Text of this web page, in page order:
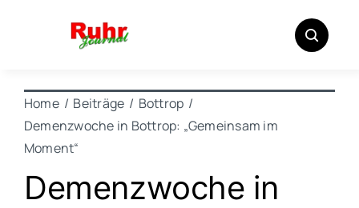
Home Beiträge
Bottrop
Demenzwoche in Bottrop: „Gemeinsam im
Moment“
Demenzwoche in